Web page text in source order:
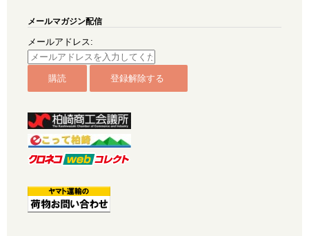
メールマガジン配信
メールアドレス: